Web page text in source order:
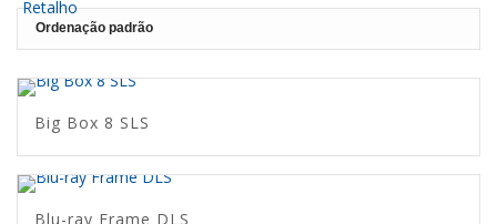
Big Box 8 SLS
Blu-ray Frame DLS